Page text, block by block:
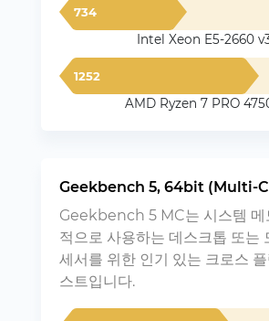
734
Intel Xeon E5-2660
1252
AMD Ryzen 7 PRO
Geekbench 5, 64bit (Multi-
Geekbench 5 MC는 시스템 메
적으로 사용하는 데스크톱 또는
세서를 위한 인기 있는 크로스
스트입니다.